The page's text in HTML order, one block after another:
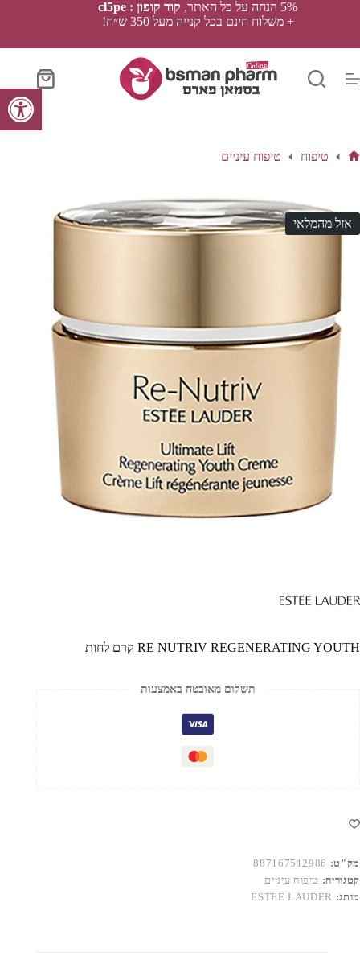
פתח סרגל נגישות
5% הנחה על כל האתר,
קוד קופון : cl5pe
+ משלוח חינם בכל קנייה מעל 350 ש״ח!
סל
הקניות
טיפוח טיפוח עיניים
אזל מהמלאי
RE NUTRIV REGENERATING YOUTH קרם לחות
תשלום מאובטח באמצעות
מק"ט: 887167512986
קטגוריה: טיפוח עיניים
מותג: ESTEE LAUDER